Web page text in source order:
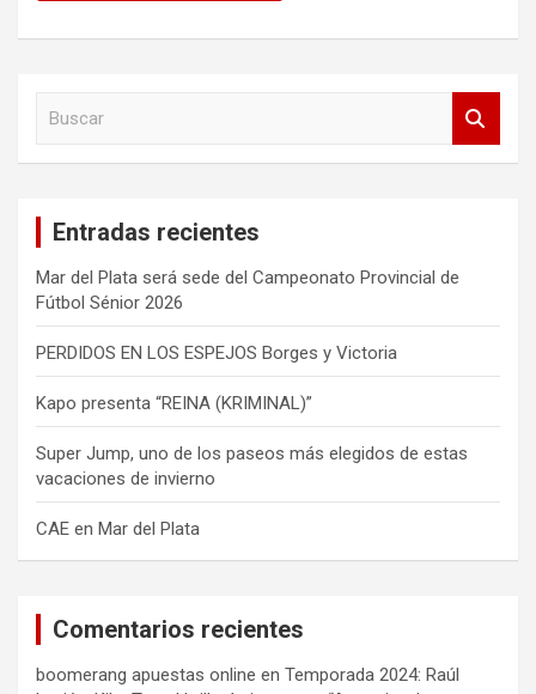
Entradas recientes
Mar del Plata será sede del Campeonato Provincial de
Fútbol Sénior 2026
PERDIDOS EN LOS ESPEJOS Borges y Victoria
Kapo presenta “REINA (KRIMINAL)”
Super Jump, uno de los paseos más elegidos de estas
vacaciones de invierno
CAE en Mar del Plata
Comentarios recientes
boomerang apuestas online en Temporada 2024: Raúl